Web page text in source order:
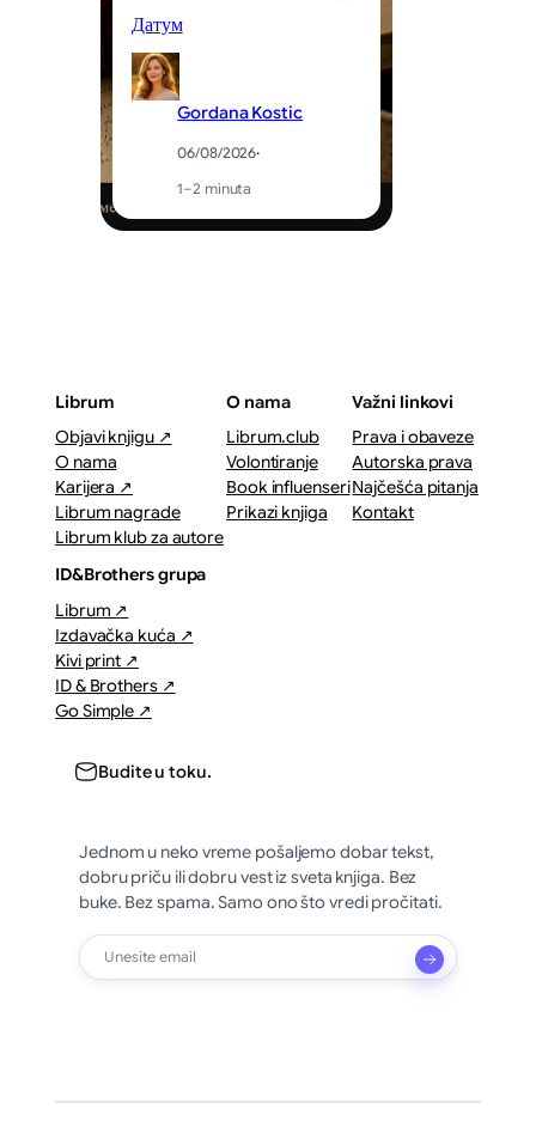
Датум
Gordana Kostic
06/08/2026·
1–2 minuta
Librum
Objavi knjigu ↗
O nama
Karijera ↗
Librum nagrade
Librum klub za autore
O nama
Librum.club
Volontiranje
Book influenseri
Prikazi knjiga
Važni linkovi
Prava i obaveze
Autorska prava
Najčešća pitanja
Kontakt
ID&Brothers grupa
Librum ↗
Izdavačka kuća ↗
Kivi print ↗
ID & Brothers ↗
Go Simple ↗
Budite u toku.
Jednom u neko vreme pošaljemo dobar tekst,
dobru priču ili dobru vest iz sveta knjiga. Bez
buke. Bez spama. Samo ono što vredi pročitati.